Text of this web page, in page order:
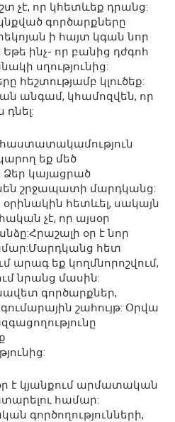
չէ, որ կհետևեք դրանց:
գործարքները
ի հայտ կգան նոր
ինչ- որ բանից դժգոհ
սղությունից:
հեշտությամբ կլուծեք:
անգամ, կհամոզվեն, որ
դնել:
հաստատակամություն
եք մեծ
Ձեր կայացրած
շրջապատի մարդկանց:
հետևել, սակայն
չէ, որ այսօր
օր է նոր
հետ
արագ եք կողմնորոշվում,
նրանց մասին:
գործարքներ,
շահույթ: Օրվա
է կյանքում արմատական
համար:
գործողությունների,